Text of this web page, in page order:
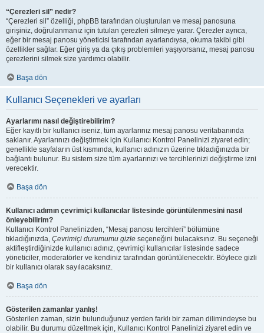
“Çerezleri sil” nedir?
“Çerezleri sil” özelliği, phpBB tarafından oluşturulan ve mesaj panosuna
girişiniz, doğrulanmanız için tutulan çerezleri silmeye yarar. Çerezler ayrıca,
eğer bir mesaj panosu yöneticisi tarafından ayarlandıysa, okuma takibi gibi
özellikler sağlar. Eğer giriş ya da çıkış problemleri yaşıyorsanız, mesaj panosu
çerezlerini silmek size yardımcı olabilir.
Başa dön
Kullanıcı Seçenekleri ve ayarları
Ayarlarımı nasıl değiştirebilirim?
Eğer kayıtlı bir kullanıcı iseniz, tüm ayarlarınız mesaj panosu veritabanında
saklanır. Ayarlarınızı değiştirmek için Kullanıcı Kontrol Panelinizi ziyaret edin;
genellikle sayfaların üst kısmında, kullanıcı adınızın üzerine tıkladığınızda bir
bağlantı bulunur. Bu sistem size tüm ayarlarınızı ve tercihlerinizi değiştirme izni
verecektir.
Başa dön
Kullanıcı adımın çevrimiçi kullanıcılar listesinde görüntülenmesini nasıl
önleyebilirim?
Kullanıcı Kontrol Panelinizden, “Mesaj panosu tercihleri” bölümüne
tıkladığınızda, Çevrimiçi durumumu gizle seçeneğini bulacaksınız. Bu seçeneği
aktifleştirdiğinizde kullanıcı adınız, çevrimiçi kullanıcılar listesinde sadece
yöneticiler, moderatörler ve kendiniz tarafından görüntülenecektir. Böylece gizli
bir kullanıcı olarak sayılacaksınız.
Başa dön
Gösterilen zamanlar yanlış!
Gösterilen zaman, sizin bulunduğunuz yerden farklı bir zaman dilimindeyse bu
olabilir. Bu durumu düzeltmek için, Kullanıcı Kontrol Panelinizi ziyaret edin ve